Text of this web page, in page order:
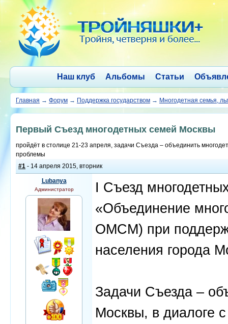
Наш клуб Альбомы Статьи
Главная → Форум → Поддержка государством → Многодетная семья,
Первый Съезд многодетных семей Москвы
пройдёт в столице 21-23 апреля, задачи Съезда – объединить
проблемы
#1 - 14 апреля 2015, вторник
Lubanya
Администратор
I Съезд
«Объединение
ОМСМ) при
населения города
Задачи Съезда –
Москвы, в диалоге